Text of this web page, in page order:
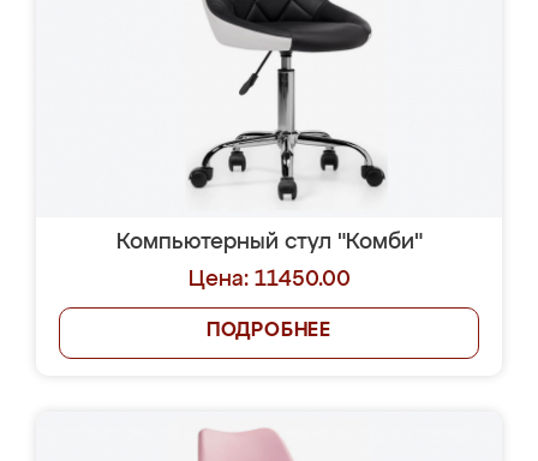
Компьютерный стул "Комби"
Цена: 11450.00
ПОДРОБНЕЕ